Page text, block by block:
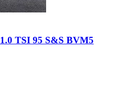
1.0 TSI 95 S&S BVM5